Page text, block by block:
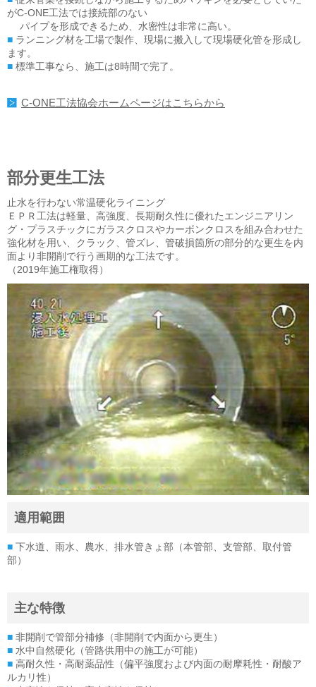
がC-ONE工法では接続部のない
パイプを形成できるため、水密性は非常に高い。
■ ランニング材を工場で製作、現場に搬入して現場硬化管を形成し
ます。
■ 標準工事なら、施工は8時間で完了。
C-ONE工法協会ホームページはこちらから
部分更生工法
止水を行わない常温硬化ライニング
ＥＰＲ工法は軽量、高強度、長期耐久性に優れたエンジニアリン
グ・プラスチックにガラスクロスやカーボンクロスを組み合わせた
強化材を用い、クラック、管ズレ、管破損箇所の部分的な更生を内
面より非開削で行う画期的な工法です。
（2019年施工権取得）
適用範囲
■ 下水道、雨水、農水、排水管きょ部（本管部、支管部、取付管
部）
主な特徴
■ 非開削で管部分補修（非開削で内面から更生）
■ 水中自然硬化（管路供用中の施工が可能）
■ 高耐久性・高耐薬品性（偏平強度および内面の耐摩耗性・耐酸ア
ルカリ性）